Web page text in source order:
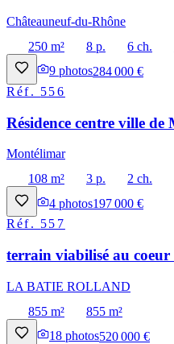
Châteauneuf-du-Rhône
250 m²
8 p. 6 ch.
9 photos284 000 €
Réf. 556
Résidence centre ville de
Montélimar
108 m²
3 p.
2 ch.
4 photos197 000 €
Réf. 557
terrain viabilisé au
LA BATIE ROLLAND
855 m²
855 m²
18 photos520 000 €